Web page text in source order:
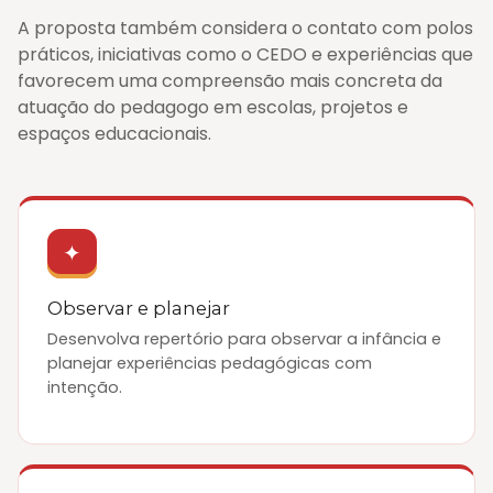
A proposta também considera o contato com polos
práticos, iniciativas como o CEDO e experiências que
favorecem uma compreensão mais concreta da
atuação do pedagogo em escolas, projetos e
espaços educacionais.
✦
Observar e planejar
Desenvolva repertório para observar a infância e
planejar experiências pedagógicas com
intenção.